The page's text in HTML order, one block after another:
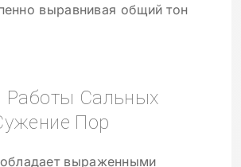
выравнивая общий тон
Работы Сальных
Пор
выраженными